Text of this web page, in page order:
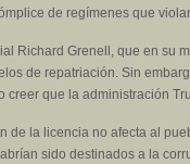
de regímenes que
Richard Grenell, que en su
de repatriación. Sin
creer que la administración
de la licencia no afecta al
sido destinados a la